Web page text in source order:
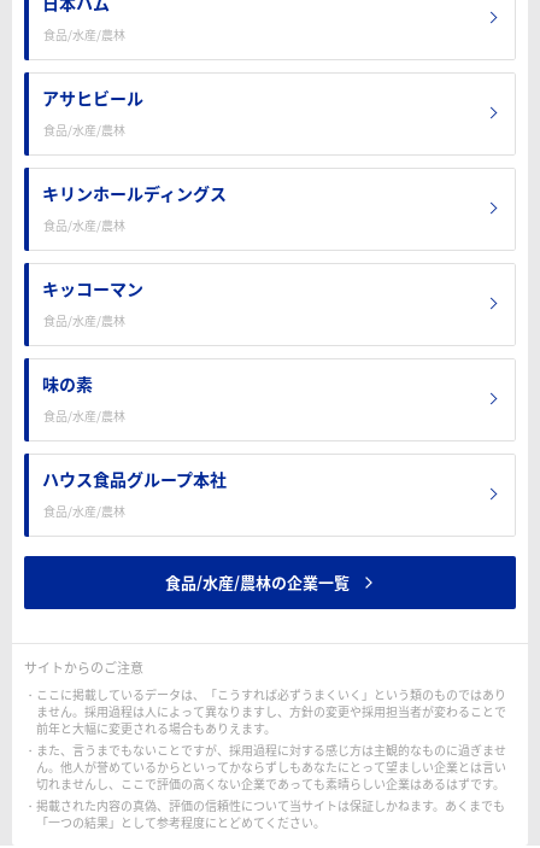
食品/水産/農林
アサヒビール
食品/水産/農林
キリンホールディングス
食品/水産/農林
キッコーマン
食品/水産/農林
味の素
食品/水産/農林
ハウス食品グループ本社
食品/水産/農林
食品/水産/農林の企業一覧
サイトからのご注意
ここに掲載しているデータは、「こうすれば必ずうまくいく」という類のものではあり
ません。採用過程は人によって異なりますし、方針の変更や採用担当者が変わることで
前年と大幅に変更される場合もありえます。
また、言うまでもないことですが、採用過程に対する感じ方は主観的なものに過ぎませ
ん。他人が誉めているからといってかならずしもあなたにとって望ましい企業とは言い
切れませんし、ここで評価の高くない企業であっても素晴らしい企業はあるはずです。
掲載された内容の真偽、評価の信頼性について当サイトは保証しかねます。あくまでも
「一つの結果」として参考程度にとどめてください。